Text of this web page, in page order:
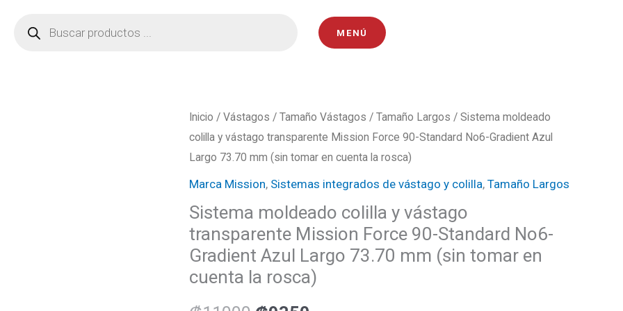
productos
MENÚ
Inicio / Vástagos / Tamaño Vástagos / Tamaño Largos / Sistema moldeado
colilla y vástago transparente Mission Force 90-Standard No6-Gradient Azul
Largo 73.70 mm (sin tomar en cuenta la rosca)
Marca Mission, Sistemas integrados de vástago y colilla, Tamaño Largos
Sistema moldeado colilla y vástago
transparente Mission Force 90-Standard No6-
Gradient Azul Largo 73.70 mm (sin tomar en
cuenta la rosca)
El
precio
original
era:
₡11000.
El
precio
actual
es:
₡9350.
Sistema
moldeado
colilla
y
vástago
transparente
Mission